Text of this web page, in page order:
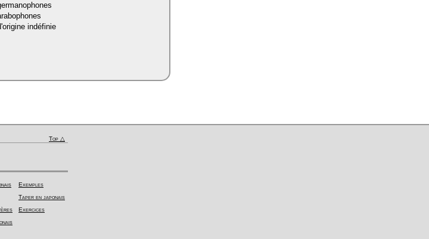
indéfinie
Top △
Exemples
Taper en japonais
Exercices